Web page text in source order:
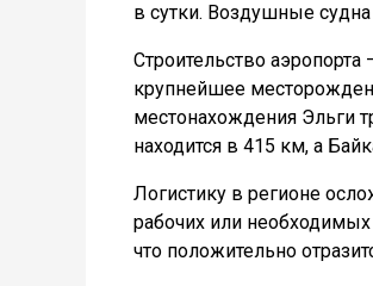
в сутки. Воздушные судна
Строительство
крупнейшее
местонахождения Эльги
находится в 415 км, а
Логистику в регионе
рабочих или
что положительно